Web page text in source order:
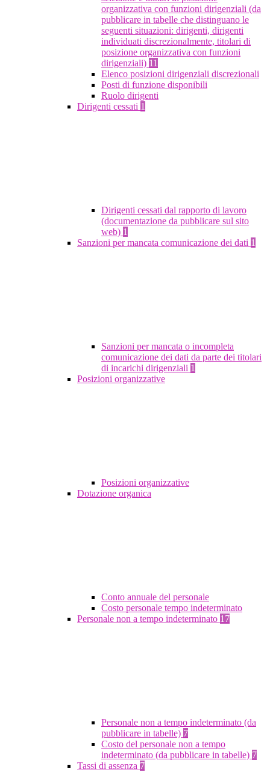
organizzativa con funzioni dirigenziali (da
pubblicare in tabelle che distinguano le
seguenti situazioni: dirigenti, dirigenti
individuati discrezionalmente, titolari di
posizione organizzativa con funzioni
dirigenziali) 11
Elenco posizioni dirigenziali discrezionali
Posti di funzione disponibili
Ruolo dirigenti
Dirigenti cessati 1
Dirigenti cessati dal rapporto di lavoro
(documentazione da pubblicare sul sito
web) 1
Sanzioni per mancata comunicazione dei dati 1
Sanzioni per mancata o incompleta
comunicazione dei dati da parte dei titolari
di incarichi dirigenziali 1
Posizioni organizzative
Posizioni organizzative
Dotazione organica
Conto annuale del personale
Costo personale tempo indeterminato
Personale non a tempo indeterminato 17
Personale non a tempo indeterminato (da
pubblicare in tabelle) 7
Costo del personale non a tempo
indeterminato (da pubblicare in tabelle) 7
Tassi di assenza 7